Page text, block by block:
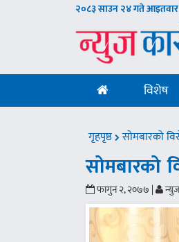
२०८३ साउन २४ गते
विशेष
गृहपृष्ठ सोमबारको
सोमबारको
फागुन २, २०७७ |